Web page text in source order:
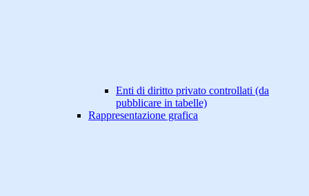
Enti di diritto privato controllati (da
pubblicare in tabelle)
Rappresentazione grafica